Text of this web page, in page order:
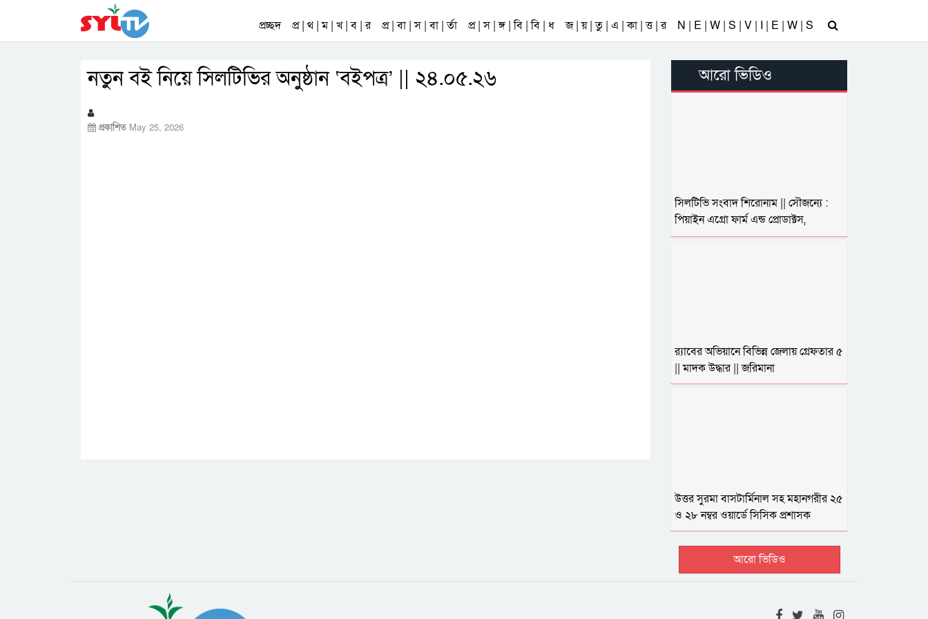
প্রচ্ছদ প্র | থ | ম | খ | ব | র প্র | বা | স | বা | র্তা প্র | স | ঙ্গ | বি | বি | ধ জ | য় | তু | এ | কা | ত্ত | র N | E | W | S | V | I | E | W | S
নতুন বই নিয়ে সিলটিভির অনুষ্ঠান ‘বইপত্র’ || ২৪.০৫.২৬
প্রকাশিত May 25, 2026
আরো ভিডিও
সিলটিভি সংবাদ শিরোনাম || সৌজন্যে :
পিয়াইন এগ্রো ফার্ম এন্ড প্রোডাক্টস,
গোয়াইনঘাট, স্বত্বাধিকারী রোটারিয়ান এম এ
র‌্যাবের অভিয়ানে বিভিন্ন জেলায় গ্রেফতার ৫
|| মাদক উদ্ধার || জরিমানা
উত্তর সুরমা বাসটার্মিনাল সহ মহানগরীর ২৫
ও ২৮ নম্বর ওয়ার্ডে সিসিক প্রশাসক
আরো ভিডিও